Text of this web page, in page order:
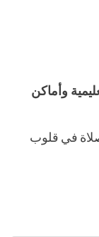
وأماكن
في قلوب